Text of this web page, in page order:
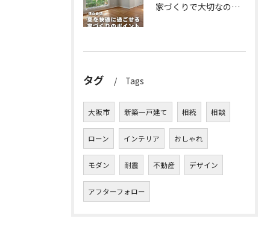
家づくりで大切なのは、住んでからの快適さ🌿
タグ Tags
大阪市 新築一戸建て 相続 相談
ローン インテリア おしゃれ
モダン 耐震 不動産 デザイン
アフターフォロー